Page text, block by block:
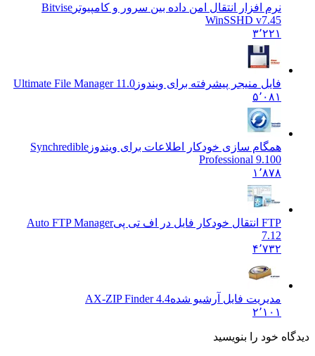
نرم افزار انتقال امن داده بین سرور و کامپیوتر Bitvise
WinSSHD v7.45
۳٬۲۲۱
فایل منیجر پیشرفته برای ویندوز Ultimate File Manager 11.0
۵٬۰۸۱
همگام سازی خودکار اطلاعات برای ویندوز Synchredible
Professional 9.100
۱٬۸۷۸
FTP انتقال خودکار فایل در اف تی پی
Auto FTP Manager
7.12
۴٬۷۳۲
مدیریت فایل آرشیو شدهAX-ZIP Finder 4.4
۲٬۱۰۱
دیدگاه خود را بنویسید